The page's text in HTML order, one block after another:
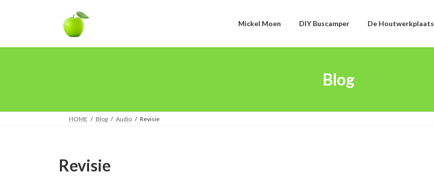
Mickel Moen DIY Buscamper De Houtwerkplaats
Blog
HOME Blog Audio Revisie
Revisie